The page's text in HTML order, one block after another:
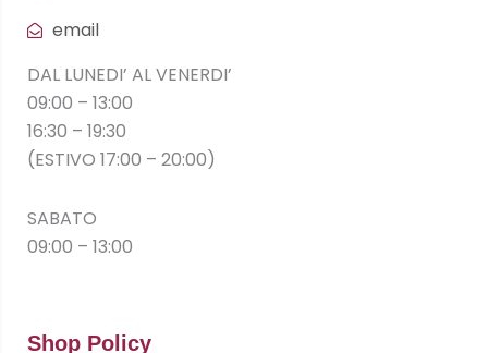
email
DAL LUNEDI’ AL VENERDI’
09:00 – 13:00
16:30 – 19:30
(ESTIVO 17:00 – 20:00)
SABATO
09:00 – 13:00
Shop Policy